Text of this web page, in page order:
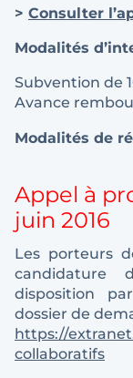
> Consulter
Modalités
Subvention de
Avance
Modalités de
Appel à
juin 2016
Les porteurs
candidature
disposition
dossier de
https://
collaboratifs